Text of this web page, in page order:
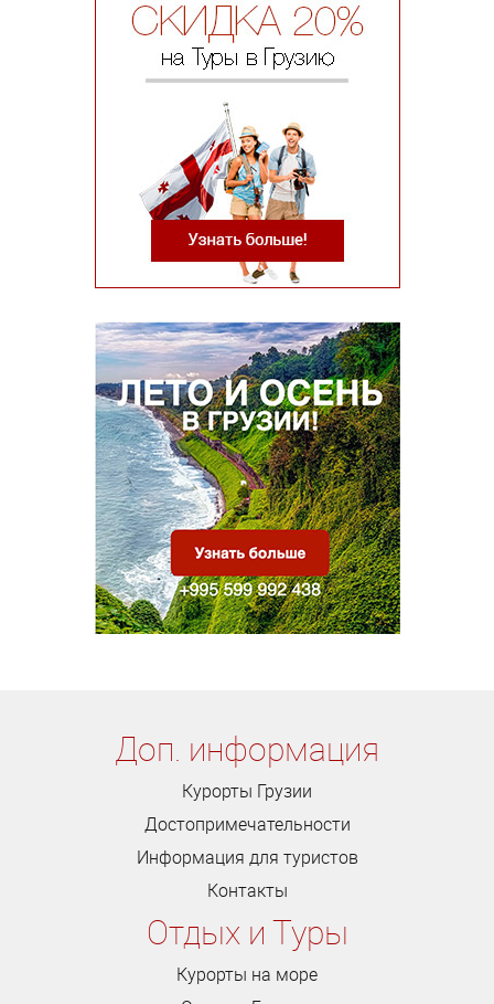
Доп. информация
Курорты Грузии
Достопримечательности
Информация для туристов
Контакты
Отдых и Туры
Курорты на море